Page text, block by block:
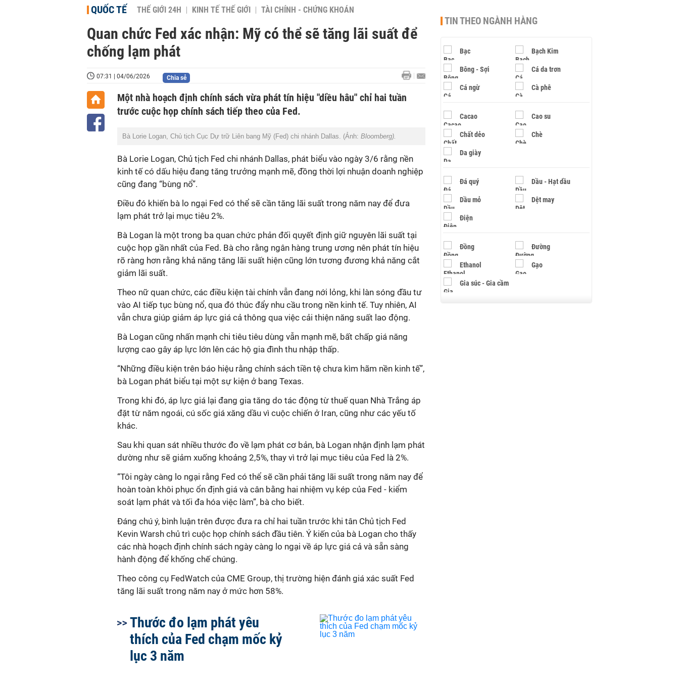
QUỐC TẾ THẾ GIỚI 24H KINH TẾ THẾ GIỚI TÀI CHÍNH - CHỨNG KHOÁN
Quan chức Fed xác nhận: Mỹ có thể sẽ tăng lãi suất để
chống lạm phát
07:31 | 04/06/2026 Chia sẻ
Một nhà hoạch định chính sách vừa phát tín hiệu "diều hâu" chỉ hai tuần
trước cuộc họp chính sách tiếp theo của Fed.
Bà Lorie Logan, Chủ tịch Cục Dự trữ Liên bang Mỹ (Fed) chi nhánh Dallas. (Ảnh: Bloomberg).
Bà Lorie Logan, Chủ tịch Fed chi nhánh Dallas, phát biểu vào ngày 3/6 rằng nền
kinh tế có dấu hiệu đang tăng trưởng mạnh mẽ, đồng thời lợi nhuận doanh nghiệp
cũng đang “bùng nổ”.
Điều đó khiến bà lo ngại Fed có thể sẽ cần tăng lãi suất trong năm nay để đưa
lạm phát trở lại mục tiêu 2%.
Bà Logan là một trong ba quan chức phản đối quyết định giữ nguyên lãi suất tại
cuộc họp gần nhất của Fed. Bà cho rằng ngân hàng trung ương nên phát tín hiệu
rõ ràng hơn rằng khả năng tăng lãi suất hiện cũng lớn tương đương khả năng cắt
giảm lãi suất.
Theo nữ quan chức, các điều kiện tài chính vẫn đang nới lỏng, khi làn sóng đầu tư
vào AI tiếp tục bùng nổ, qua đó thúc đẩy nhu cầu trong nền kinh tế. Tuy nhiên, AI
vẫn chưa giúp giảm áp lực giá cả thông qua việc cải thiện năng suất lao động.
Bà Logan cũng nhấn mạnh chi tiêu tiêu dùng vẫn mạnh mẽ, bất chấp giá năng
lượng cao gây áp lực lớn lên các hộ gia đình thu nhập thấp.
“Những điều kiện trên báo hiệu rằng chính sách tiền tệ chưa kìm hãm nền kinh tế”,
bà Logan phát biểu tại một sự kiện ở bang Texas.
Trong khi đó, áp lực giá lại đang gia tăng do tác động từ thuế quan Nhà Trắng áp
đặt từ năm ngoái, cú sốc giá xăng dầu vì cuộc chiến ở Iran, cũng như các yếu tố
khác.
Sau khi quan sát nhiều thước đo về lạm phát cơ bản, bà Logan nhận định lạm phát
dường như sẽ giảm xuống khoảng 2,5%, thay vì trở lại mục tiêu của Fed là 2%.
“Tôi ngày càng lo ngại rằng Fed có thể sẽ cần phải tăng lãi suất trong năm nay để
hoàn toàn khôi phục ổn định giá và cân bằng hai nhiệm vụ kép của Fed - kiểm
soát lạm phát và tối đa hóa việc làm”, bà cho biết.
Đáng chú ý, bình luận trên được đưa ra chỉ hai tuần trước khi tân Chủ tịch Fed
Kevin Warsh chủ trì cuộc họp chính sách đầu tiên. Ý kiến của bà Logan cho thấy
các nhà hoạch định chính sách ngày càng lo ngại về áp lực giá cả và sẵn sàng
hành động để khống chế chúng.
Theo công cụ FedWatch của CME Group, thị trường hiện đánh giá xác suất Fed
tăng lãi suất trong năm nay ở mức hơn 58%.
Thước đo lạm phát yêu
thích của Fed chạm mốc kỷ
lục 3 năm
TIN THEO NGÀNH HÀNG
Bạc Bạch Kim
Bông - Sợi Cá da trơn
Cá ngừ Cà phê
Cacao Cao su
Chất dẻo Chè
Da giày
Đá quý Dầu - Hạt dầu
Dầu mỏ Dệt may
Điện
Đồng Đường
Ethanol Gạo
Gia súc - Gia cầm